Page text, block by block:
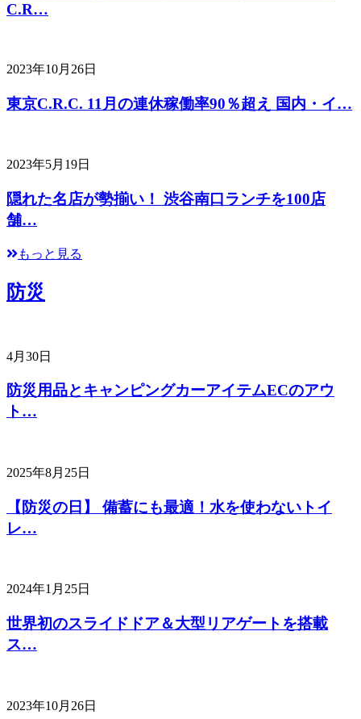
C.R…
2023年10月26日
東京C.R.C. 11月の連休稼働率90％超え 国内・イ…
2023年5月19日
隠れた名店が勢揃い！ 渋谷南口ランチを100店
舗…
もっと見る
防災
4月30日
防災用品とキャンピングカーアイテムECのアウ
ト…
2025年8月25日
【防災の日】 備蓄にも最適！水を使わないトイ
レ…
2024年1月25日
世界初のスライドドア＆大型リアゲートを搭載
ス…
2023年10月26日